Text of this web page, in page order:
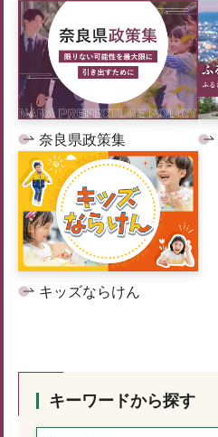
奈良県政策集
キッズならけん
キーワードから探す